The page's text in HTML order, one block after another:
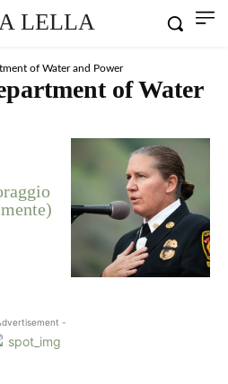
LELLA
of Water and Power
of Water
-